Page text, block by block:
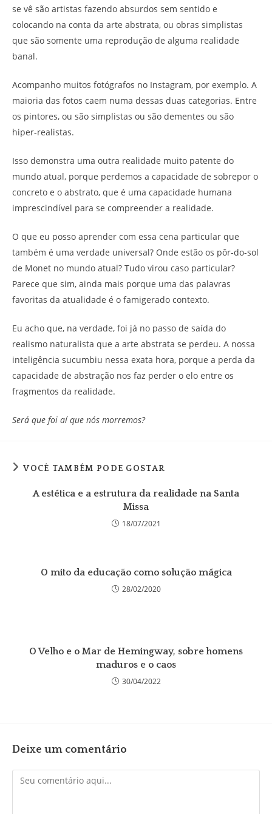
se vê são artistas fazendo absurdos sem sentido e
colocando na conta da arte abstrata, ou obras simplistas
que são somente uma reprodução de alguma realidade
banal.
Acompanho muitos fotógrafos no Instagram, por exemplo. A
maioria das fotos caem numa dessas duas categorias. Entre
os pintores, ou são simplistas ou são dementes ou são
hiper-realistas.
Isso demonstra uma outra realidade muito patente do
mundo atual, porque perdemos a capacidade de sobrepor o
concreto e o abstrato, que é uma capacidade humana
imprescindível para se compreender a realidade.
O que eu posso aprender com essa cena particular que
também é uma verdade universal? Onde estão os pôr-do-sol
de Monet no mundo atual? Tudo virou caso particular?
Parece que sim, ainda mais porque uma das palavras
favoritas da atualidade é o famigerado contexto.
Eu acho que, na verdade, foi já no passo de saída do
realismo naturalista que a arte abstrata se perdeu. A nossa
inteligência sucumbiu nessa exata hora, porque a perda da
capacidade de abstração nos faz perder o elo entre os
fragmentos da realidade.
Será que foi aí que nós morremos?
VOCÊ TAMBÉM PODE GOSTAR
A estética e a estrutura da realidade na Santa
Missa
18/07/2021
O mito da educação como solução mágica
28/02/2020
O Velho e o Mar de Hemingway, sobre homens
maduros e o caos
30/04/2022
Deixe um comentário
Comentário